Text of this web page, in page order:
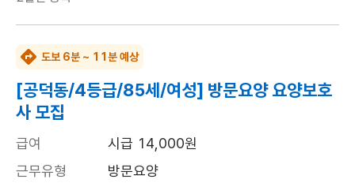
도보 6분 ~ 11분 예상
[공덕동/4등급/85세/여성] 방문요양 요양보호
사 모집
급여
시급 14,000원
근무유형
방문요양